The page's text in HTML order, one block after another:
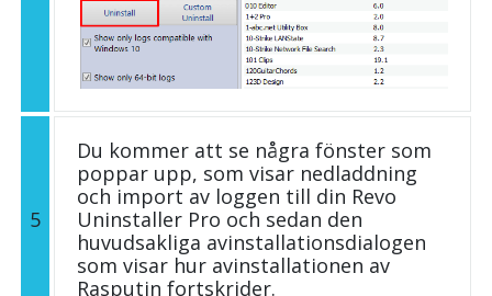
5
Du kommer att se några fönster som
poppar upp, som visar nedladdning
och import av loggen till din Revo
Uninstaller Pro och sedan den
huvudsakliga avinstallationsdialogen
som visar hur avinstallationen av
Rasputin fortskrider.